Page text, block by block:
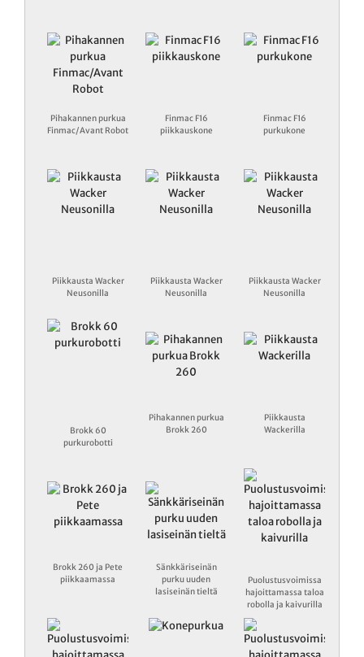
Pihakannen purkua
Finmac/Avant Robot
Finmac F16
piikkauskone
Finmac F16
purkukone
Piikkausta Wacker
Neusonilla
Piikkausta Wacker
Neusonilla
Piikkausta Wacker
Neusonilla
Brokk 60
purkurobotti
Pihakannen purkua
Brokk 260
Piikkausta
Wackerilla
Brokk 260 ja Pete
piikkaamassa
Sänkkäriseinän
purku uuden
lasiseinän tieltä
Puolustusvoimissa
hajoittamassa taloa
robolla ja kaivurilla